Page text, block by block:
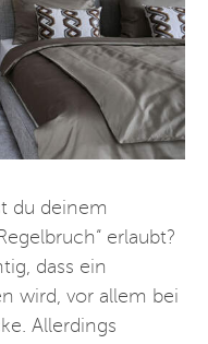
du deinem
erlaubt?
dass ein
wird, vor allem bei
Allerdings